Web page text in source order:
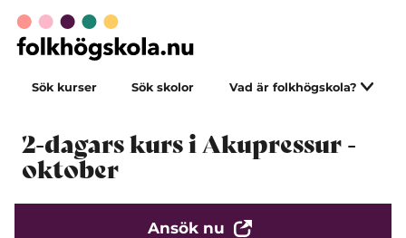
Sök kurser Sök skolor Vad är folkhögskola?
2-dagars kurs i Akupressur -
oktober
Ansök nu